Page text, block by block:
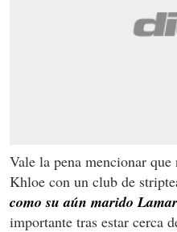
Vale la pena mencionar
Khloe con un club de
como su aún marido
importante tras estar cerca